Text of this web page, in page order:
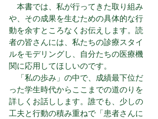
本書では、私が行ってきた取り組み
や、その成果を生むための具体的な行
動を余すところなくお伝えします。読
者の皆さんには、私たちの診療スタイ
ルをモデリングし、自分たちの医療機
関に応用してほしいのです。
「私の歩み」の中で、成績最下位だ
った学生時代からここまでの道のりを
詳しくお話しします。誰でも、少しの
工夫と行動の積み重ねで「患者さんに